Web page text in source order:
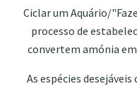
Ciclar um Aquário/
processo de
convertem amónia
As espécies